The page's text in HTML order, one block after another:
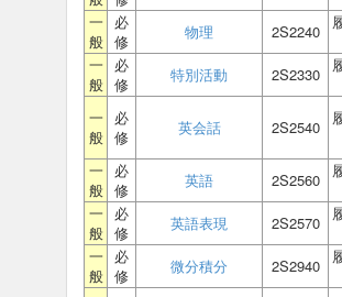
一
般
必
修
物理 2S2240
一
般
必
修
特別活動 2S2330
一
般
必
修
英会話 2S2540
一
般
必
修
英語 2S2560
一
般
必
修
英語表現 2S2570
一
般
必
修
微分積分 2S2940